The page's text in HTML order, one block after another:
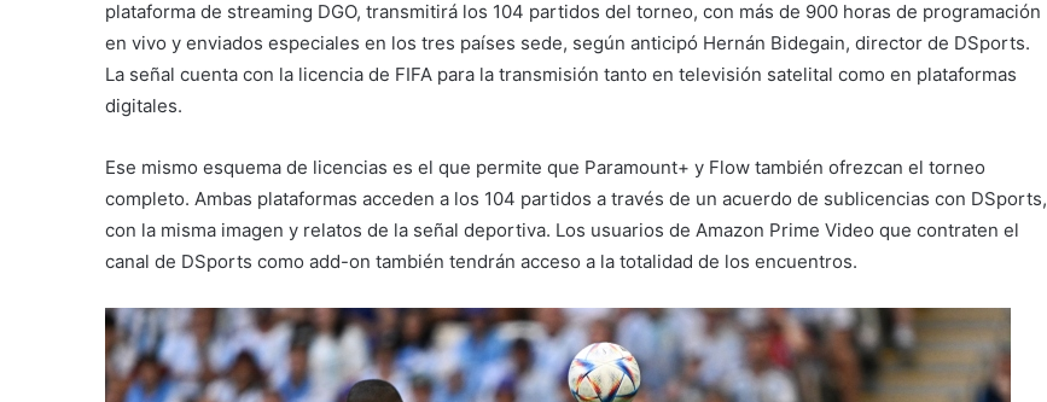
plataforma de streaming DGO, transmitirá los 104 partidos del torneo, con más de 900 horas de programación
en vivo y enviados especiales en los tres países sede, según anticipó Hernán Bidegain, director de DSports.
La señal cuenta con la licencia de FIFA para la transmisión tanto en televisión satelital como en plataformas
digitales.
Ese mismo esquema de licencias es el que permite que Paramount+ y Flow también ofrezcan el torneo
completo. Ambas plataformas acceden a los 104 partidos a través de un acuerdo de sublicencias con DSports,
con la misma imagen y relatos de la señal deportiva. Los usuarios de Amazon Prime Video que contraten el
canal de DSports como add-on también tendrán acceso a la totalidad de los encuentros.